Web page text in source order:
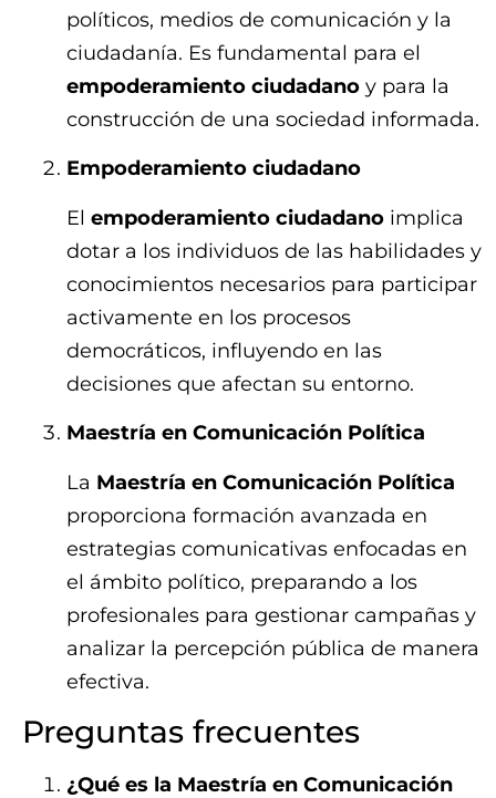
políticos, medios de comunicación y la
ciudadanía. Es fundamental para el
empoderamiento ciudadano y para la
construcción de una sociedad informada.
Empoderamiento ciudadano
El empoderamiento ciudadano implica
dotar a los individuos de las habilidades y
conocimientos necesarios para participar
activamente en los procesos
democráticos, influyendo en las
decisiones que afectan su entorno.
Maestría en Comunicación Política
La Maestría en Comunicación Política
proporciona formación avanzada en
estrategias comunicativas enfocadas en
el ámbito político, preparando a los
profesionales para gestionar campañas y
analizar la percepción pública de manera
efectiva.
Preguntas frecuentes
¿Qué es la Maestría en Comunicación